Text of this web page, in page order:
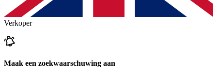
Verkoper
Maak een zoekwaarschuwing aan